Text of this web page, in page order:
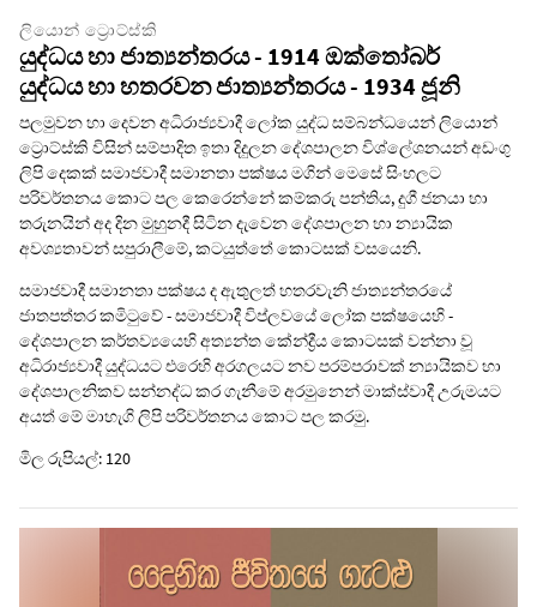
ලියොන් ට්‍රොට්ස්කි
යුද්ධය හා ජාත්‍යන්තරය - 1914 ඔක්තෝබර්
යුද්ධය හා හතරවන ජාත්‍යන්තරය - 1934 ජූනි
පලමුවන හා දෙවන අධිරාජ්‍යවාදී ලෝක යුද්ධ සම්බන්ධයෙන් ලියොන්
ට්‍රොට්ස්කි විසින් සම්පාදිත ඉතා දිදුලන දේශපාලන විශ්ලේශනයන් අඩංගු
ලිපි දෙකක් සමාජවාදී සමානතා පක්ෂය මගින් මෙසේ සිංහලට
පරිවර්තනය කොට පල කෙරෙන්නේ කම්කරු පන්තිය, දුගී ජනයා හා
තරුනයින් අද දින මුහුනදී සිටින දැවෙන දේශපාලන හා න්‍යායික
අවශ්‍යතාවන් සපුරාලීමේ, කටයුත්තේ කොටසක් වසයෙනි.
සමාජවාදී සමානතා පක්ෂය ද ඇතුලත් හතරවැනි ජාත්‍යන්තරයේ
ජාතපත්තර කමිටුවේ - සමාජවාදී විප්ලවයේ ලෝක පක්ෂයෙහි -
දේශපාලන කර්තව්‍යයෙහි අත්‍යන්ත කේන්ද්‍රීය කොටසක් වන්නා වූ
අධිරාජ්‍යවාදී යුද්ධයට එරෙහි අරගලයට නව පරම්පරාවක් න්‍යායිකව හා
දේශපාලනිකව සන්නද්ධ කර ගැනීමේ අරමුනෙන් මාක්ස්වාදී උරුමයට
අයත් මේ මාහැගි ලිපි පරිවර්තනය කොට පල කරමු.
මිල රුපියල්: 120